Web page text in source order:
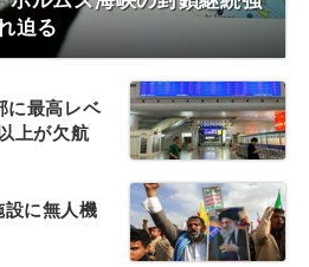
迫る
に最高レベ
上が欠航
に無人機